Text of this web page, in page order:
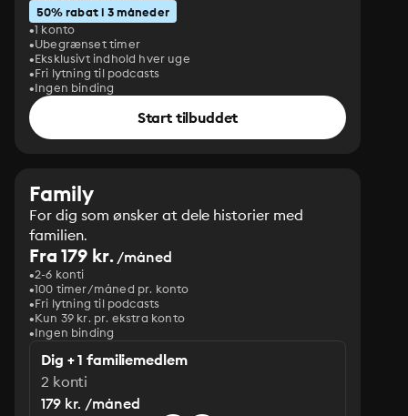
50% rabat i 3 måneder
1 konto
Ubegrænset timer
Eksklusivt indhold hver uge
Fri lytning til podcasts
Ingen binding
Start tilbuddet
Family
For dig som ønsker at dele historier med
familien.
Fra 179 kr./måned
2-6 konti
100 timer/måned pr. konto
Fri lytning til podcasts
Kun 39 kr. pr. ekstra konto
Ingen binding
Dig + 1 familiemedlem
2 konti
179 kr. /måned